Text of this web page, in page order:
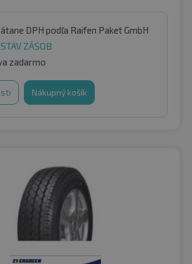
DPH podľa Raifen Paket GmbH
ZÁSOB
zadarmo
Nákupný košík